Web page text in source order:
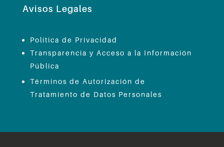
Avisos Legales
Política de Privacidad
Transparencia y Acceso a la Información
Pública
Términos de Autorización de
Tratamiento de Datos Personales